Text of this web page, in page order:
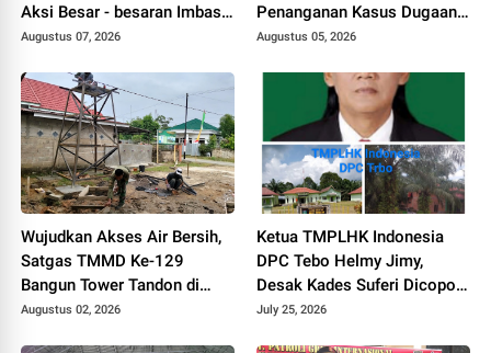
Aksi Besar - besaran Imbas
Jalan Simpang Betung -
2027
Augustus 07, 2026
Penanganan Kasus Dugaan
Korupsi di DPUPR Tebo Rp
Augustus 05, 2026
Wujudkan Akses Air Bersih,
Satgas TMMD Ke-129
Bangun Tower Tandon di
Desa Tanjung Agung
Augustus 02, 2026
Ketua TMPLHK Indonesia
DPC Tebo Helmy Jimy,
Desak Kades Suferi Dicopot
Tidak Hormat, Pemkab Tebo
July 25, 2026